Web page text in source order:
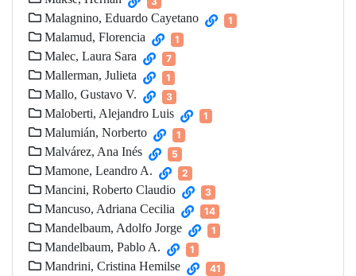
Malagnino, Eduardo Cayetano 1
Malamud, Florencia 1
Malec, Laura Sara 7
Mallerman, Julieta 1
Mallo, Gustavo V. 3
Maloberti, Alejandro Luis 1
Malumián, Norberto 1
Malvárez, Ana Inés 5
Mamone, Leandro A. 2
Mancini, Roberto Claudio 3
Mancuso, Adriana Cecilia 14
Mandelbaum, Adolfo Jorge 1
Mandelbaum, Pablo A. 1
Mandrini, Cristina Hemilse 41